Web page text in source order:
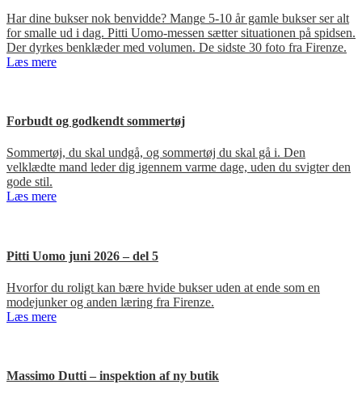
Har dine bukser nok benvidde? Mange 5-10 år gamle bukser ser alt
for smalle ud i dag. Pitti Uomo-messen sætter situationen på spidsen.
Der dyrkes benklæder med volumen. De sidste 30 foto fra Firenze.
Læs mere
Forbudt og godkendt sommertøj
Sommertøj, du skal undgå, og sommertøj du skal gå i. Den
velklædte mand leder dig igennem varme dage, uden du svigter den
gode stil.
Læs mere
Pitti Uomo juni 2026 – del 5
Hvorfor du roligt kan bære hvide bukser uden at ende som en
modejunker og anden læring fra Firenze.
Læs mere
Massimo Dutti – inspektion af ny butik